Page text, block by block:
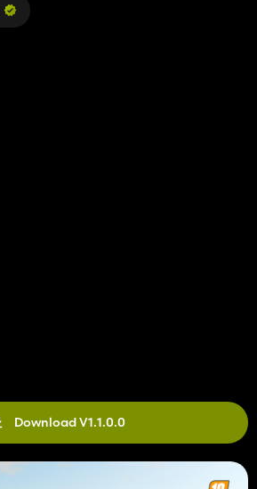
Download V1.1.0.0